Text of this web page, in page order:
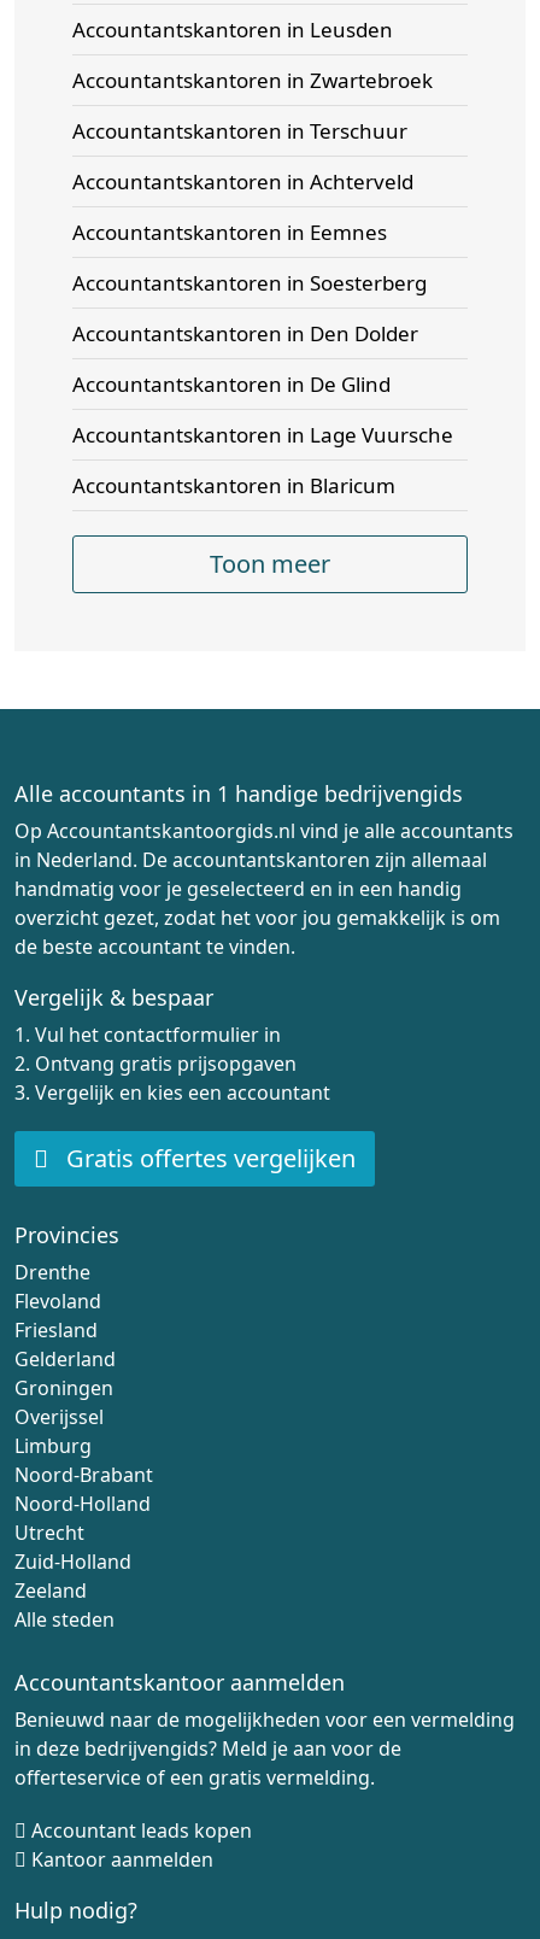
Accountantskantoren in Leusden
Accountantskantoren in Zwartebroek
Accountantskantoren in Terschuur
Accountantskantoren in Achterveld
Accountantskantoren in Eemnes
Accountantskantoren in Soesterberg
Accountantskantoren in Den Dolder
Accountantskantoren in De Glind
Accountantskantoren in Lage Vuursche
Accountantskantoren in Blaricum
Toon meer
Alle accountants in 1 handige bedrijvengids
Op Accountantskantoorgids.nl vind je alle accountants
in Nederland. De accountantskantoren zijn allemaal
handmatig voor je geselecteerd en in een handig
overzicht gezet, zodat het voor jou gemakkelijk is om
de beste accountant te vinden.
Vergelijk & bespaar
1. Vul het contactformulier in
2. Ontvang gratis prijsopgaven
3. Vergelijk en kies een accountant
Gratis offertes vergelijken
Provincies
Drenthe
Flevoland
Friesland
Gelderland
Groningen
Overijssel
Limburg
Noord-Brabant
Noord-Holland
Utrecht
Zuid-Holland
Zeeland
Alle steden
Accountantskantoor aanmelden
Benieuwd naar de mogelijkheden voor een vermelding
in deze bedrijvengids? Meld je aan voor de
offerteservice of een gratis vermelding.
Accountant leads kopen
Kantoor aanmelden
Hulp nodig?